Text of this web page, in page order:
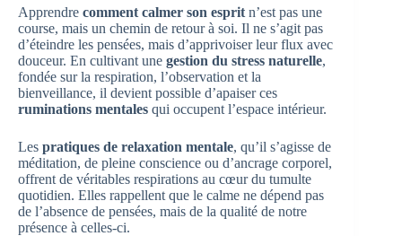
Apprendre comment calmer son esprit n’est pas une
course, mais un chemin de retour à soi. Il ne s’agit pas
d’éteindre les pensées, mais d’apprivoiser leur flux avec
douceur. En cultivant une gestion du stress naturelle,
fondée sur la respiration, l’observation et la
bienveillance, il devient possible d’apaiser ces
ruminations mentales qui occupent l’espace intérieur.
Les pratiques de relaxation mentale, qu’il s’agisse de
méditation, de pleine conscience ou d’ancrage corporel,
offrent de véritables respirations au cœur du tumulte
quotidien. Elles rappellent que le calme ne dépend pas
de l’absence de pensées, mais de la qualité de notre
présence à celles-ci.